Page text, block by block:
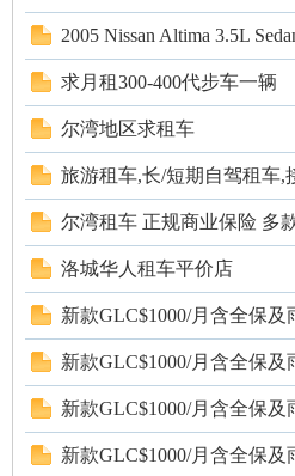
2005 Nissan Altima 3.5L
求月租300-400代步车一辆
尔湾地区求租车
旅游租车,长/短期自驾租车,
尔湾租车 正规商业保险 多
洛城华人租车平价店
新款GLC$1000/月含全保及
新款GLC$1000/月含全保及
新款GLC$1000/月含全保及
新款GLC$1000/月含全保及